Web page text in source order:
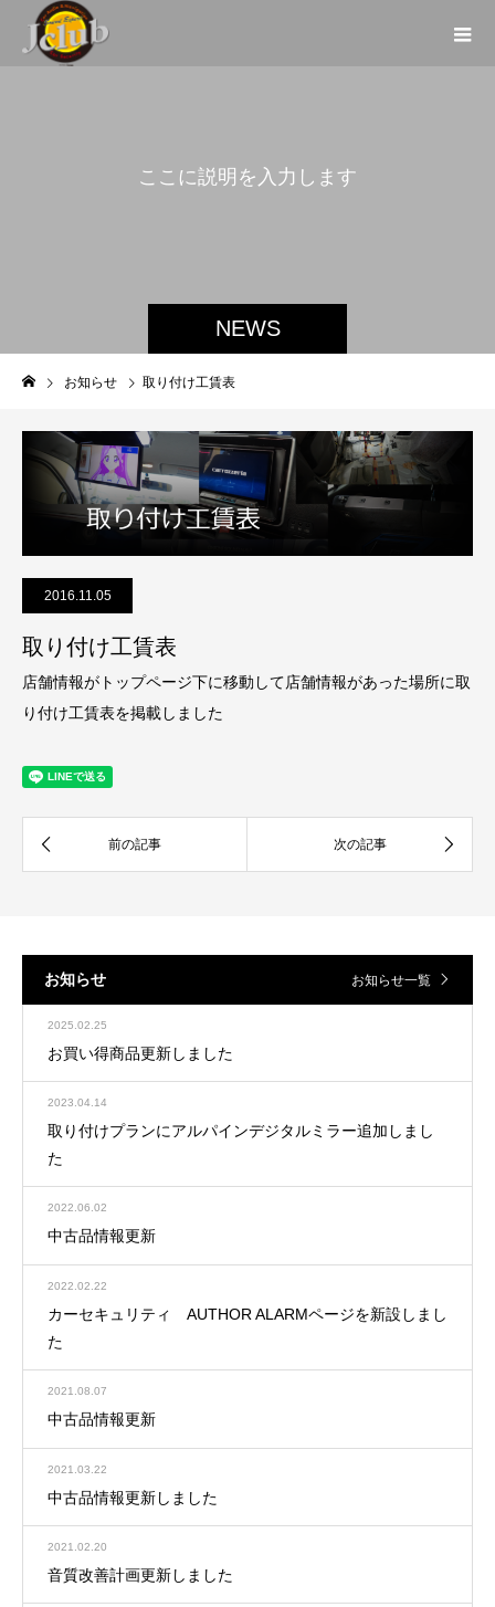
NEWS
ここに説明を入力し ます。
お知らせ 取り付け工賃表
2016.11.05
取り付け工賃表
店舗情報がトップページ下に移動して店舗情報があった場所に取
り付け工賃表を掲載しました
お知らせ お知らせ一覧
2025.02.25
お買い得商品更新しました
2023.04.14
取り付けプランにアルパインデジタルミラー追加しまし
た
2022.06.02
中古品情報更新
2022.02.22
カーセキュリティ AUTHOR ALARMページを新設しまし
た
2021.08.07
中古品情報更新
2021.03.22
中古品情報更新しました
2021.02.20
音質改善計画更新しました